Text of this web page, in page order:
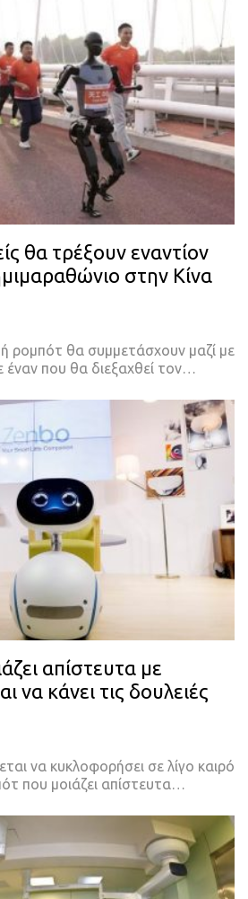
θα τρέξουν εναντίον
στην Κίνα
ρομπότ θα συμμετάσχουν μαζί με
που θα διεξαχθεί τον…
απίστευτα με
να κάνει τις δουλειές
να κυκλοφορήσει σε λίγο καιρό
που μοιάζει απίστευτα…